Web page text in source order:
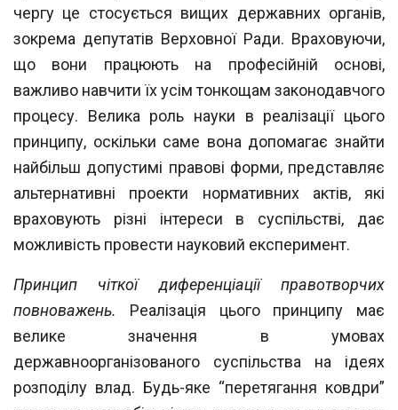
чергу це стосується вищих державних органів,
зокрема депутатів Верховної Ради. Враховуючи,
що вони працюють на професійній основі,
важливо навчити їх усім тонкощам законодавчого
процесу. Велика роль науки в реалізації цього
принципу, оскільки саме вона допомагає знайти
найбільш допустимі правові форми, представляє
альтернативні проекти нормативних актів, які
враховують різні інтереси в суспільстві, дає
можливість провести науковий експеримент.
Принцип чіткої диференціації правотворчих
повноважень. Реалізація цього принципу має
велике значення в умовах
державноорганізованого суспільства на ідеях
розподілу влад. Будь-яке “перетягання ковдри”